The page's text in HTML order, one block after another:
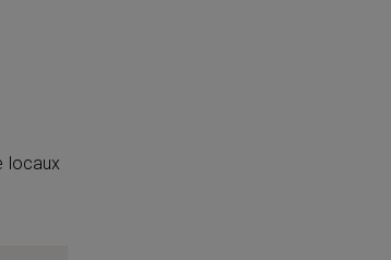
locaux